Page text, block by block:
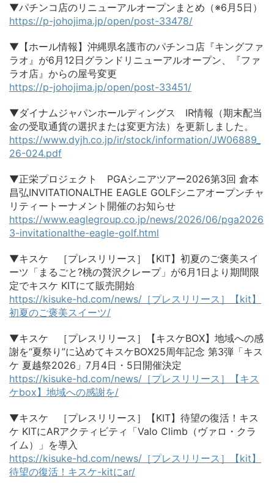
▼パチンコ店のリニューアルオープンまとめ（※6月5日）
https://p-johojima.jp/open/post-33478/
▼【ホール情報】沖縄県名護市のパチンコ店『キングファ
ラオ』が6月12日グランドリニューアルオープン、『ファ
ラオ店』からの屋号変更
https://p-johojima.jp/open/post-33451/
▼ダイナムジャパンホールディングス IR情報（期末配当
金の受取通貨の選択または変更方法）を更新しました。
https://www.dyjh.co.jp/ir/stock/information/JW06889_
26-024.pdf
▼正栄プロジェクト PGAシニアツアー2026第3回 倉本
昌弘INVITATIONALTHE EAGLE GOLFシニアオープンチャ
リティートーナメント開催のお知らせ
https://www.eaglegroup.co.jp/news/2026/06/pga2026
3-invitationalthe-eagle-golf.html
▼キスケ ［プレスリリース］【KIT】初夏のご褒美スイ
ーツ「まるごと?桃の贅沢クレープ」が6月1日より期間限
定でキスケ KITにて販売開始
https://kisuke-hd.com/news/［プレスリリース］【kit】
初夏のご褒美スイーツ/
▼キスケ ［プレスリリース］【キスケBOX】地域への感
謝を“夏祭り”に込めてキスケBOX25周年記念 第3弾「キス
ケ 夏越祭2026」7月4日・5日開催決定
https://kisuke-hd.com/news/［プレスリリース］【キス
ケbox】地域への感謝を/
▼キスケ ［プレスリリース］【KIT】待望の復活！キス
ケ KITにARアクティビティ「Valo Climb（ヴァロ・クラ
イム）」を導入
https://kisuke-hd.com/news/［プレスリリース］【kit】
待望の復活！キスケ-kitにar/